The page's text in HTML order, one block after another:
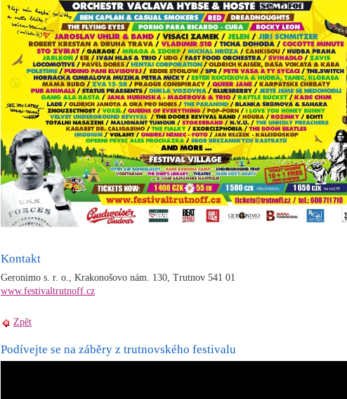
Kontakt
Geronimo s. r. o., Krakonošovo nám. 130, Trutnov 541 01
www.festivaltrutnoff.cz
Zpět
Podívejte se na záběry z trutnovského festivalu